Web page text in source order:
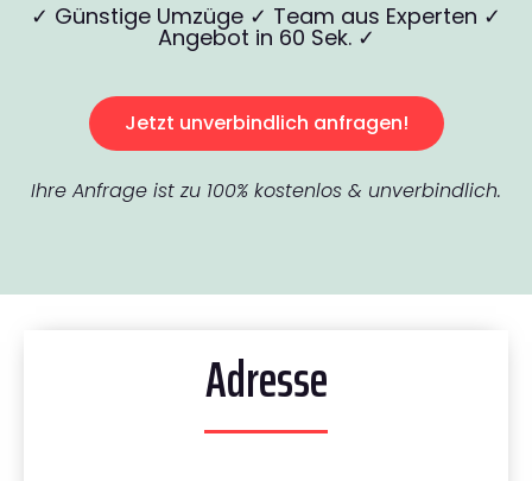
✓ Günstige Umzüge ✓ Team aus Experten ✓
Angebot in 60 Sek. ✓
Jetzt unverbindlich anfragen!
Ihre Anfrage ist zu 100% kostenlos & unverbindlich.
Adresse